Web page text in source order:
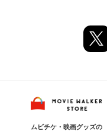
ムビチケ・映画グッズの